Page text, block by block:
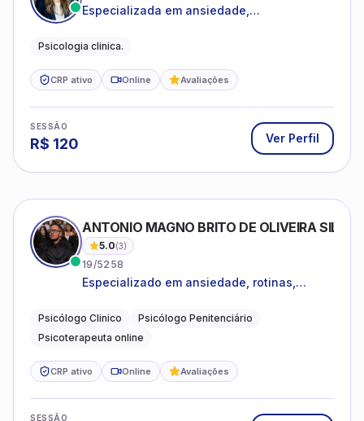
Especializada em ansiedade,
Psicologia clinica.
CRP ativo Online Avaliações
SESSÃO
R$ 120 Ver Perfil
ANTONIO MAGNO BRITO DE OLIVEIRA SILVA
5.0(3)
19/5258
Especializado em ansiedade, rotinas,
familiares e questões comportamentais.
Psicólogo Clinico
Psicólogo Penitenciário
Psicoterapeuta online
CRP ativo Online Avaliações
SESSÃO